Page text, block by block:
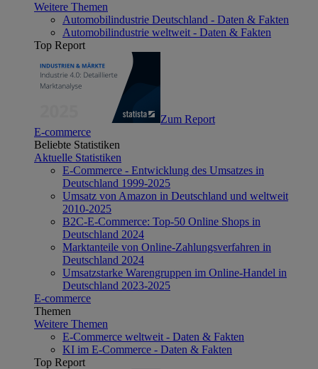
Weitere Themen
Automobilindustrie Deutschland - Daten & Fakten
Automobilindustrie weltweit - Daten & Fakten
Top Report
Zum Report
E-commerce
Beliebte Statistiken
Aktuelle Statistiken
E-Commerce - Entwicklung des Umsatzes in
Deutschland 1999-2025
Umsatz von Amazon in Deutschland und weltweit
2010-2025
B2C-E-Commerce: Top-50 Online Shops in
Deutschland 2024
Marktanteile von Online-Zahlungsverfahren in
Deutschland 2024
Umsatzstarke Warengruppen im Online-Handel in
Deutschland 2023-2025
E-commerce
Themen
Weitere Themen
E-Commerce weltweit - Daten & Fakten
KI im E-Commerce - Daten & Fakten
Top Report